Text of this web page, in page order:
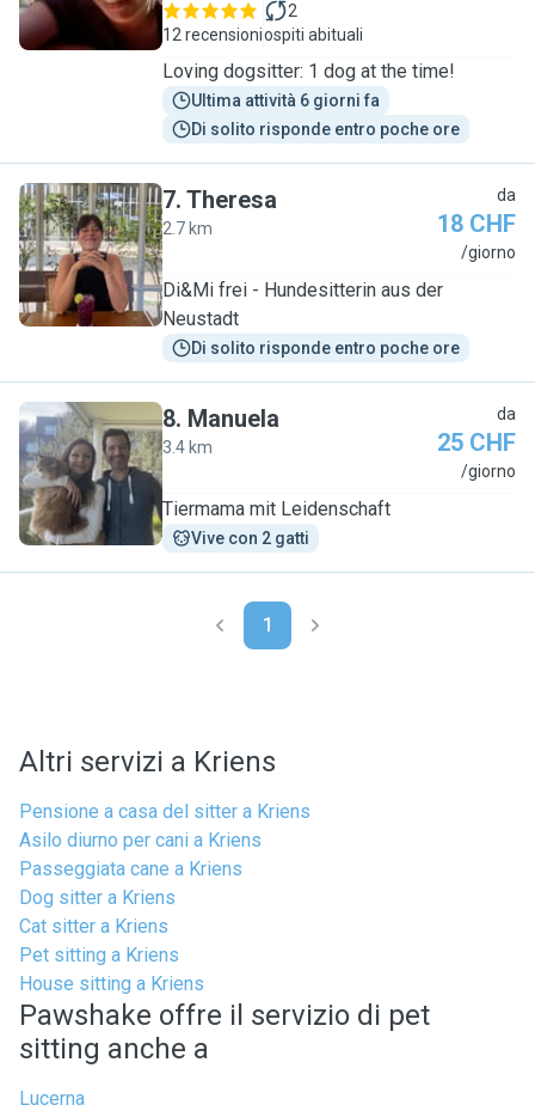
12 recensioni
2
ospiti abituali
Loving dogsitter: 1 dog at the time!
Ultima attività 6 giorni fa
Di solito risponde entro poche ore
T
7. Theresa
2.7 km
da
18 CHF
/giorno
Di&Mi frei - Hundesitterin aus der
Neustadt
Di solito risponde entro poche ore
M
8. Manuela
3.4 km
da
25 CHF
/giorno
Tiermama mit Leidenschaft
Vive con 2 gatti
1
Altri servizi a Kriens
Pensione a casa del sitter a Kriens
Asilo diurno per cani a Kriens
Passeggiata cane a Kriens
Dog sitter a Kriens
Cat sitter a Kriens
Pet sitting a Kriens
House sitting a Kriens
Pawshake offre il servizio di pet
sitting anche a
Lucerna